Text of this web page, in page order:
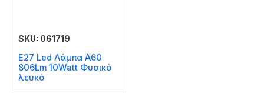
SKU: 061719
E27 Led Λάμπα A60
806Lm 10Watt Φυσικό
λευκό